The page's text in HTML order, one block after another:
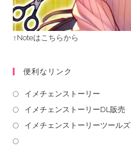
↑Noteはこちらから
便利なリンク
イメチェンストーリー
イメチェンストーリーDL販売
イメチェンストーリーツールズ